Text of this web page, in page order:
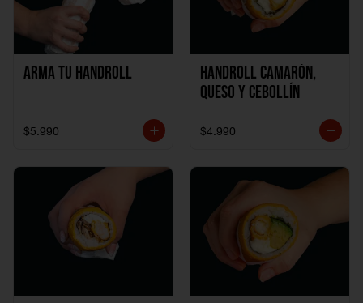
Arma tu handroll
$5.990
Handroll Camarón,
Queso y Cebollín
$4.990